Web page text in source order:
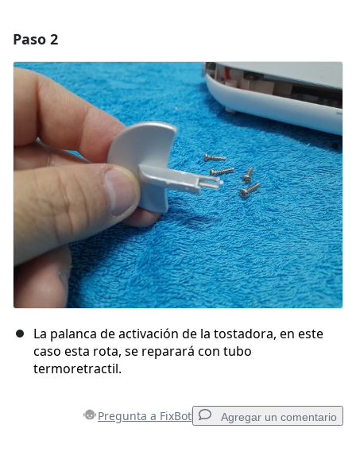
Agregar Comentario
Cancelar Publicar comentario
Paso 2
La palanca de activación de la tostadora, en este
caso esta rota, se reparará con tubo
termoretractil.
Pregunta a FixBot Agregar un comentario